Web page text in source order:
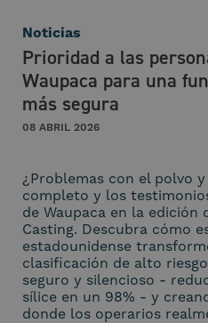
Noticias
Prioridad a las
Waupaca para una
más segura
08 ABRIL 2026
¿Problemas con el polvo
completo y los
de Waupaca en la edición
Casting. Descubra cómo
estadounidense
clasificación de alto
seguro y silencioso -
sílice en un 98% - y
donde los operarios